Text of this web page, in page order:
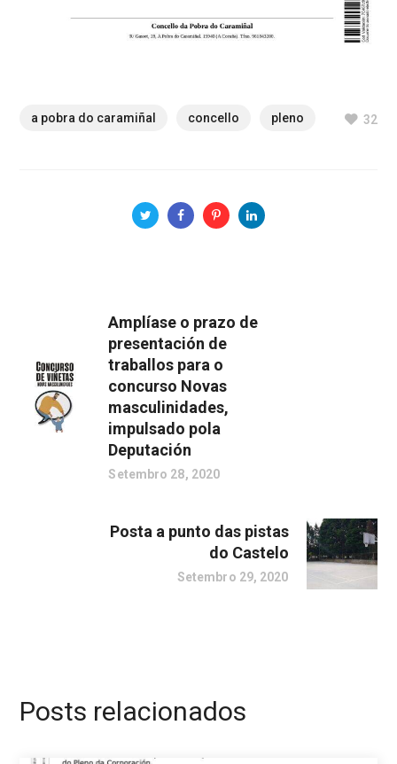
a pobra do caramiñal concello pleno 32
Amplíase o prazo de
presentación de
traballos para o
concurso Novas
masculinidades,
impulsado pola
Deputación
Setembro 28, 2020
Posta a punto das pistas
do Castelo
Setembro 29, 2020
Posts relacionados